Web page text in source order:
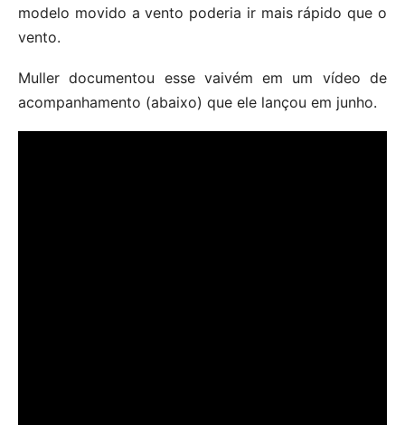
modelo movido a vento poderia ir mais rápido que o
vento.
Muller documentou esse vaivém em um vídeo de
acompanhamento (abaixo) que ele lançou em junho.